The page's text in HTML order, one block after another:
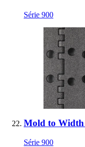
Série 900
Mold to Width
Série 900